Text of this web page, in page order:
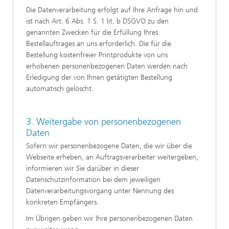
Die Datenverarbeitung erfolgt auf Ihre Anfrage hin und
ist nach Art. 6 Abs. 1 S. 1 lit. b DSGVO zu den
genannten Zwecken für die Erfüllung Ihres
Bestellauftrages an uns erforderlich. Die für die
Bestellung kostenfreier Printprodukte von uns
erhobenen personenbezogenen Daten werden nach
Erledigung der von Ihnen getätigten Bestellung
automatisch gelöscht.
3. Weitergabe von personenbezogenen
Daten
Sofern wir personenbezogene Daten, die wir über die
Webseite erheben, an Auftragsverarbeiter weitergeben,
informieren wir Sie darüber in dieser
Datenschutzinformation bei dem jeweiligen
Datenverarbeitungsvorgang unter Nennung des
konkreten Empfängers.
Im Übrigen geben wir Ihre personenbezogenen Daten